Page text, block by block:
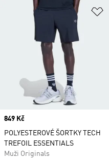
Price
849 Kč
POLYESTEROVÉ ŠORTKY TECH
TREFOIL ESSENTIALS
Muži Originals